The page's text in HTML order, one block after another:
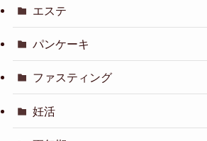
エステ
パンケーキ
ファスティング
妊活